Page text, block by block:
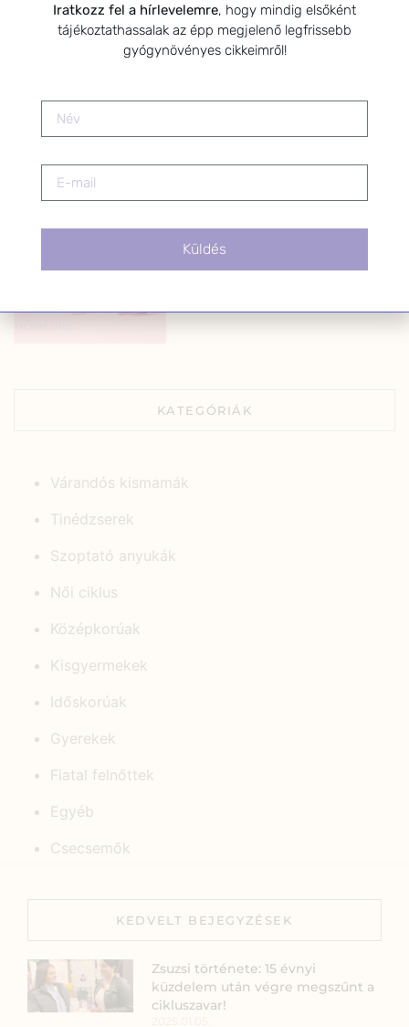
Menopauza támogatása
gyógynövényekkel, ha már nincs
ciklus
Változókori hőhullámok és
gyógynövényhasználat a női
KATEGÓRIÁK
Várandós kismamák
Tinédzserek
Szoptató anyukák
Női ciklus
Középkorúak
Kisgyermekek
Időskorúak
Gyerekek
Fiatal felnőttek
Egyéb
Csecsemők
KEDVELT BEJEGYZÉSEK
Zsuzsi története: 15 évnyi
küzdelem után végre megszűnt a
cikluszavar!
Iratkozz fel a hírlevelemre, hogy mindig elsőként
tájékoztathassalak az épp megjelenő legfrissebb
gyógynövényes cikkeimről!
Küldés